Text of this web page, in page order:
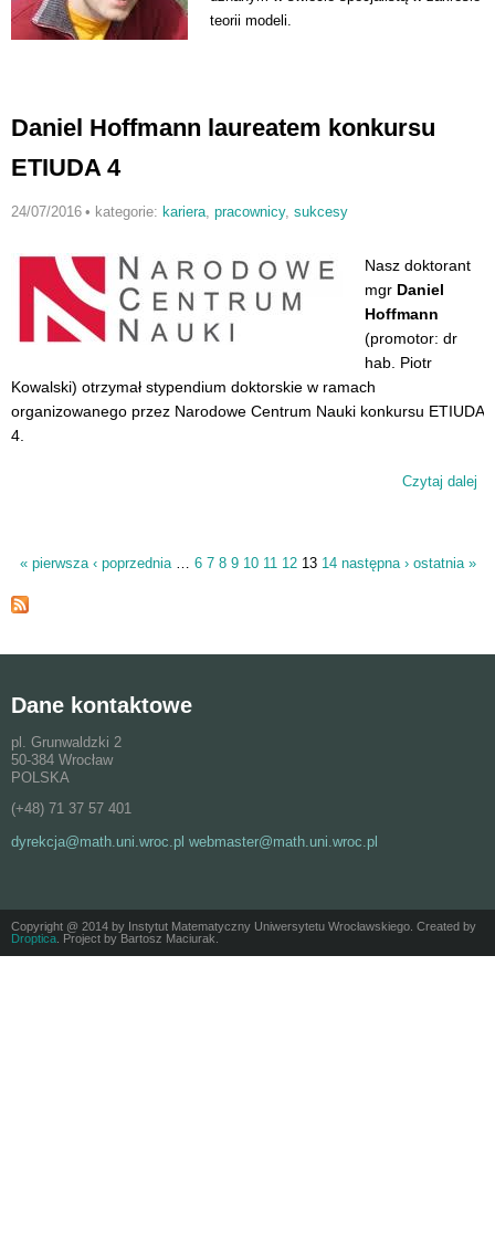
teorii modeli.
Daniel Hoffmann laureatem konkursu
ETIUDA 4
24/07/2016 • kategorie: kariera, pracownicy, sukcesy
Nasz doktorant
mgr Daniel
Hoffmann
(promotor: dr
hab. Piotr
Kowalski) otrzymał stypendium doktorskie w ramach
organizowanego przez Narodowe Centrum Nauki konkursu ETIUDA
4.
Czytaj dalej
« pierwsza ‹ poprzednia 6 7 8 9 10 11 12 13 14 następna › ostatnia »
Dane kontaktowe
pl. Grunwaldzki 2
50-384 Wrocław
POLSKA
(+48) 71 37 57 401
dyrekcja@math.uni.wroc.pl webmaster@math.uni.wroc.pl
Copyright @ 2014 by Instytut Matematyczny Uniwersytetu Wrocławskiego. Created by
Droptica . Project by Bartosz Maciurak.